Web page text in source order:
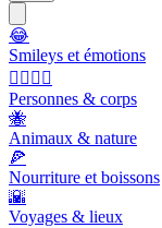
😂
Smileys et émotions
👩‍❤️‍💋‍👨
Personnes & corps
🐝
Animaux & nature
🍕
Nourriture et boissons
🌇
Voyages & lieux